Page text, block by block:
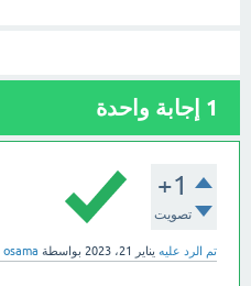
1 إجابة واحدة
+1
تصويت
تم الرد عليه يناير 21، 2023 بواسطة osama